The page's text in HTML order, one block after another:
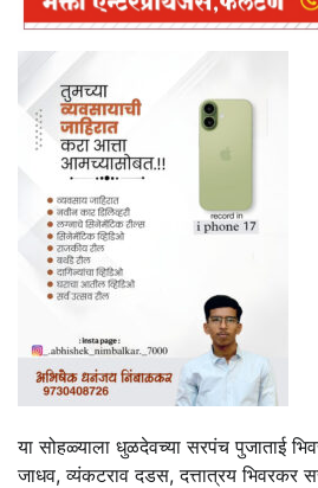
या सोहळ्याला धुळदेवच्या सरपंच पुजाताई
जाधव, व्यंकटराव दडस, दत्तात्रय भिवरकर